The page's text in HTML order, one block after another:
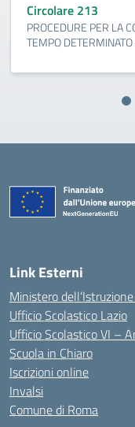
Circolare 213
PROCEDURE PER LA
TEMPO
Link Esterni
Ministero
Ufficio Scolastico Lazio
Ufficio Scolastico VI –
Scuola in Chiaro
Iscrizioni online
Invalsi
Comune di Roma